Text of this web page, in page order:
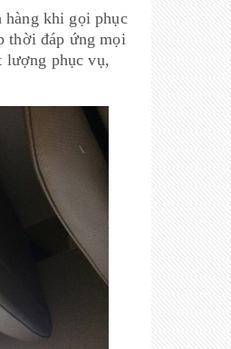
hàng khi gọi phục
thời đáp ứng mọi
lượng phục vụ,